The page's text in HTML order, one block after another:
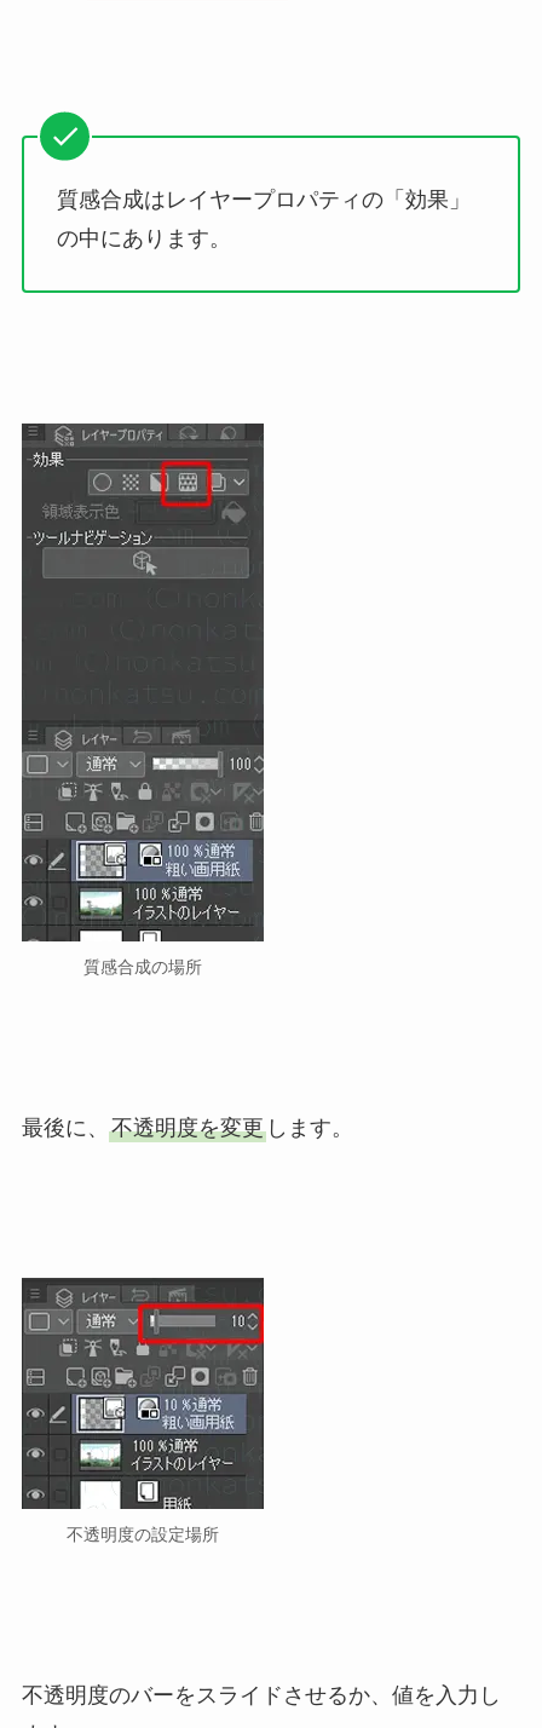
質感合成はレイヤープロパティの「効果」
の中にあります。
質感合成の場所
最後に、 不透明度を変更します。
不透明度の設定場所
不透明度のバーをスライドさせるか、値を入力し